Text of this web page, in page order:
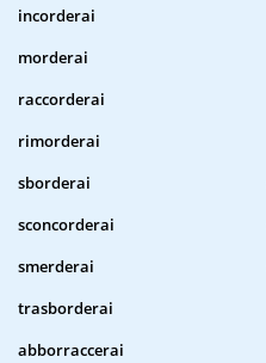
incorderai
morderai
raccorderai
rimorderai
sborderai
sconcorderai
smerderai
trasborderai
abborraccerai